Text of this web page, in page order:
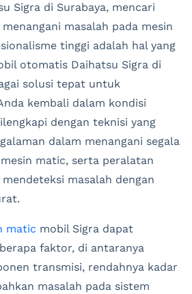
Sigra di Surabaya, mencari
masalah pada mesin
tinggi adalah hal yang
otomatis Daihatsu Sigra di
solusi tepat untuk
kembali dalam kondisi
dengan teknisi yang
dalam menangani segala
matic, serta peralatan
masalah dengan
matic mobil Sigra dapat
faktor, di antaranya
transmisi, rendahnya kadar
masalah pada sistem